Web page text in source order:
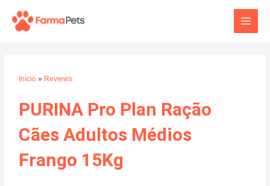
para
Main
Início » Reviews
PURINA Pro Plan Ração
Cães Adultos Médios
Frango 15Kg